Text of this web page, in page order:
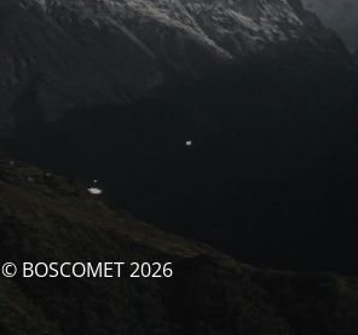
© BOSCOMET 2026